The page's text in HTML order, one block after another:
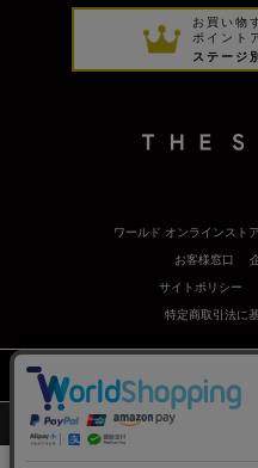
お買い物
ポイント
ステージ
ワールド オンラインストア
お客様窓口
サイトポリシー
特定商取引法に
Copyrights WORLD